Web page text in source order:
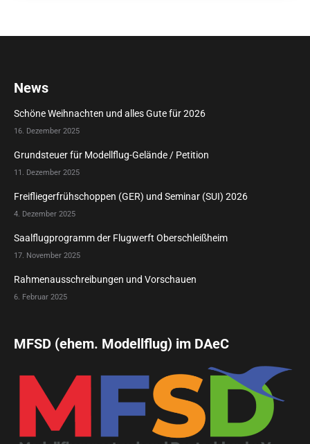
News
Schöne Weihnachten und alles Gute für 2026
16. Dezember 2025
Grundsteuer für Modellflug-Gelände / Petition
11. Dezember 2025
Freifliegerfrühschoppen (GER) und Seminar (SUI) 2026
4. Dezember 2025
Saalflugprogramm der Flugwerft Oberschleißheim
17. November 2025
Rahmenausschreibungen und Vorschauen
6. Februar 2025
MFSD (ehem. Modellflug) im DAeC